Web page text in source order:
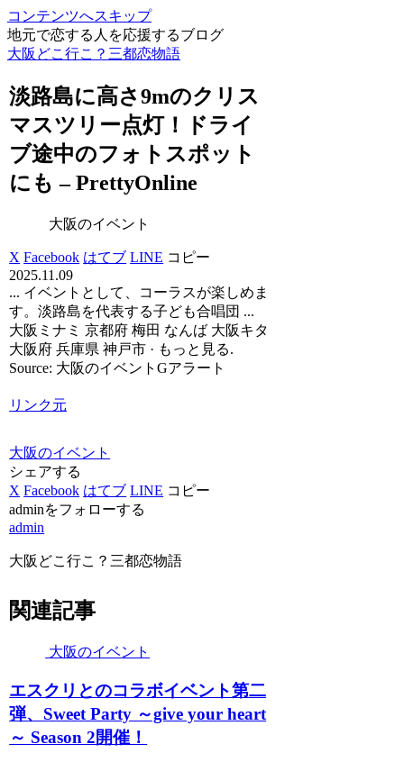
コンテンツへスキップ
地元で恋する人を応援するブログ
大阪どこ行こ？三都恋物語
淡路島に高さ9mのクリス
マスツリー点灯！ドライ
ブ途中のフォトスポット
にも – PrettyOnline
大阪のイベント
X Facebook はてブ LINE コピー
2025.11.09
... イベントとして、コーラスが楽しめま
す。淡路島を代表する子ども合唱団 ...
大阪ミナミ 京都府 梅田 なんば 大阪キタ
大阪府 兵庫県 神戸市 · もっと見る.
Source: 大阪のイベントGアラート
リンク元
大阪のイベント
シェアする
X Facebook はてブ LINE コピー
adminをフォローする
admin
大阪どこ行こ？三都恋物語
関連記事
大阪のイベント
エスクリとのコラボイベント第二
弾、Sweet Party ～give your heart
～ Season 2開催！